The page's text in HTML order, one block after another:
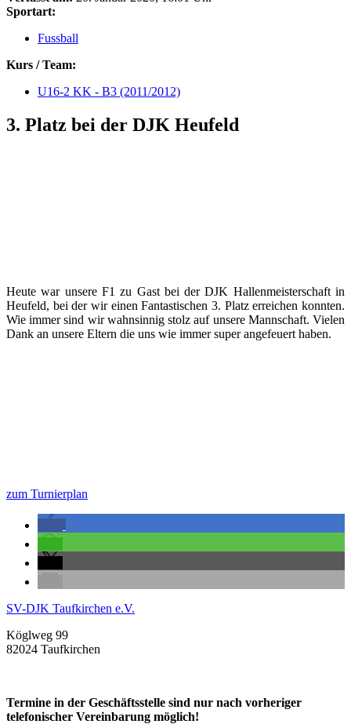
Sportart:
Fussball
Kurs / Team:
U16-2 KK - B3 (2011/2012)
3. Platz bei der DJK Heufeld
Heute war unsere F1 zu Gast bei der DJK Hallenmeisterschaft in
Heufeld, bei der wir einen Fantastischen 3. Platz erreichen konnten.
Wie immer sind wir wahnsinnig stolz auf unsere Mannschaft. Vielen
Dank an unsere Eltern die uns wie immer super angefeuert haben.
zum Turnierplan
SV-DJK Taufkirchen e.V.
Köglweg 99
82024 Taufkirchen
Termine in der Geschäftsstelle sind nur nach vorheriger
telefonischer Vereinbarung möglich!